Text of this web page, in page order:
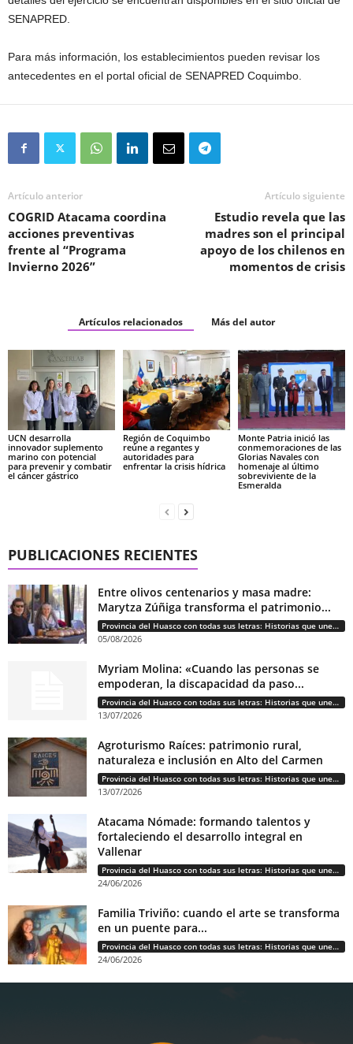
SENAPRED.
Para más información, los establecimientos pueden revisar los
antecedentes en el portal oficial de SENAPRED Coquimbo.
Artículo anterior
COGRID Atacama coordina
acciones preventivas
frente al “Programa
Invierno 2026”
Artículo siguiente
Estudio revela que las
madres son el principal
apoyo de los chilenos en
momentos de crisis
Artículos relacionados Más del autor
UCN desarrolla
innovador suplemento
marino con potencial
para prevenir y combatir
el cáncer gástrico
Región de Coquimbo
reúne a regantes y
autoridades para
enfrentar la crisis hídrica
Monte Patria inició las
conmemoraciones de las
Glorias Navales con
homenaje al último
sobreviviente de la
Esmeralda
PUBLICACIONES RECIENTES
Entre olivos centenarios y masa madre:
Marytza Zúñiga transforma el patrimonio...
Provincia del Huasco con todas sus letras: Historias que unen cultura, diversidad e identidad
05/08/2026
Myriam Molina: «Cuando las personas se
empoderan, la discapacidad da paso...
Provincia del Huasco con todas sus letras: Historias que unen cultura, diversidad e identidad
13/07/2026
Agroturismo Raíces: patrimonio rural,
naturaleza e inclusión en Alto del Carmen
Provincia del Huasco con todas sus letras: Historias que unen cultura, diversidad e identidad
13/07/2026
Atacama Nómade: formando talentos y
fortaleciendo el desarrollo integral en
Vallenar
Provincia del Huasco con todas sus letras: Historias que unen cultura, diversidad e identidad
24/06/2026
Familia Triviño: cuando el arte se transforma
en un puente para...
Provincia del Huasco con todas sus letras: Historias que unen cultura, diversidad e identidad
24/06/2026